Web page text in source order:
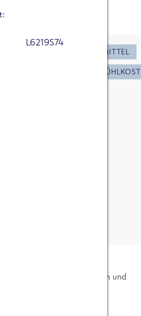
LEBENSMITTEL
TIEFKÜHLKOST
lässt sich ganz einfach und
genommen. Ich
L6219S74